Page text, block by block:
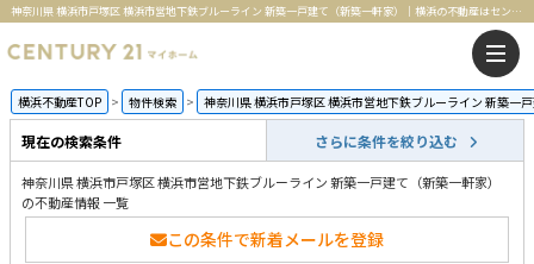
神奈川県 横浜市戸塚区 横浜市営地下鉄ブルーライン 新築一戸建て（新築一軒家）｜横浜の不動産はセンチュリー21マイホーム
横浜不動産TOP 物件検索 神奈川県 横浜市戸塚区 横浜市営地下鉄ブルーライン 新築一
現在の検索条件 さらに条件を絞り込む
神奈川県 横浜市戸塚区 横浜市営地下鉄ブルーライン 新築一戸建て（新築一軒家）
の不動産情報 一覧
この条件で新着メールを登録